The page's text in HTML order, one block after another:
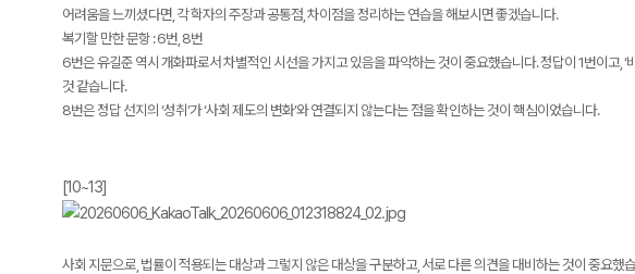
어려움을 느끼셨다면, 각 학자의 주장과 공통점, 차이점을 정리하는 연습을 해보시면 좋겠습니다.
복기할 만한 문항 : 6번, 8번
6번은 유길준 역시 개화파로서 차별적인 시선을 가지고 있음을 파악하는 것이 중요했습니다. 정답이 1번이고,
것 같습니다.
8번은 정답 선지의 ‘성취’가 ‘사회 제도의 변화’와 연결되지 않는다는 점을 확인하는 것이 핵심이었습니다.
[10~13]
사회 지문으로, 법률이 적용되는 대상과 그렇지 않은 대상을 구분하고, 서로 다른 의견을 대비하는 것이 중요했